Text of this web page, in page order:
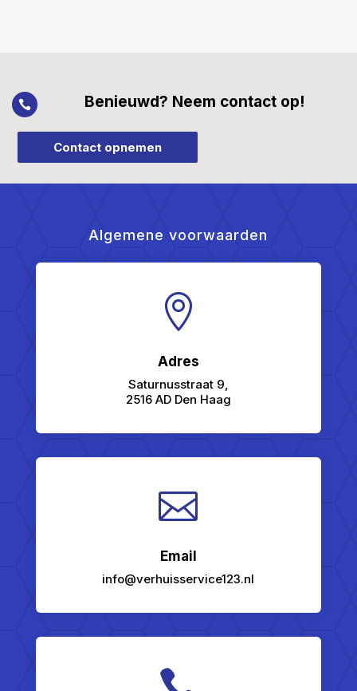
 Benieuwd? Neem contact op!
Contact opnemen
Algemene voorwaarden

Adres
Saturnusstraat 9,
2516 AD Den Haag

Email
info@verhuisservice123.nl